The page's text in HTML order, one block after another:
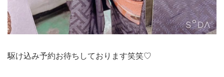
駆け込み予約お待ちしております笑笑♡